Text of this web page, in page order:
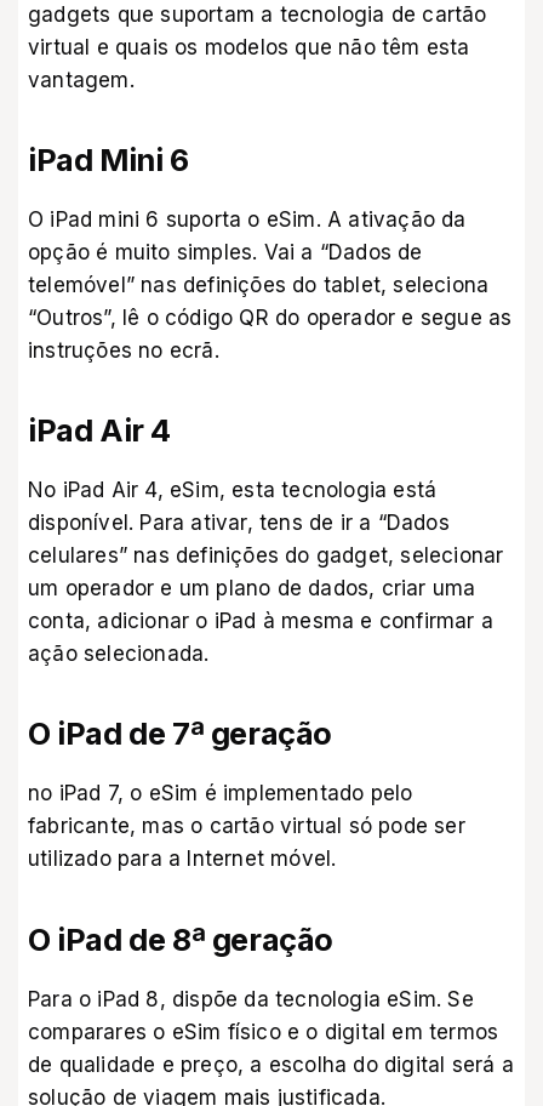
gadgets que suportam a tecnologia de cartão
virtual e quais os modelos que não têm esta
vantagem.
iPad Mini 6
O iPad mini 6 suporta o eSim. A ativação da
opção é muito simples. Vai a “Dados de
telemóvel” nas definições do tablet, seleciona
“Outros”, lê o código QR do operador e segue as
instruções no ecrã.
iPad Air 4
No iPad Air 4, eSim, esta tecnologia está
disponível. Para ativar, tens de ir a “Dados
celulares” nas definições do gadget, selecionar
um operador e um plano de dados, criar uma
conta, adicionar o iPad à mesma e confirmar a
ação selecionada.
O iPad de 7ª geração
no iPad 7, o eSim é implementado pelo
fabricante, mas o cartão virtual só pode ser
utilizado para a Internet móvel.
O iPad de 8ª geração
Para o iPad 8, dispõe da tecnologia eSim. Se
comparares o eSim físico e o digital em termos
de qualidade e preço, a escolha do digital será a
solução de viagem mais justificada.